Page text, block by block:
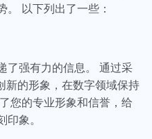
以下列出了一些：
了强有力的信息。 通过采
新的形象，在数字领域保持
您的专业形象和信誉，给
象。